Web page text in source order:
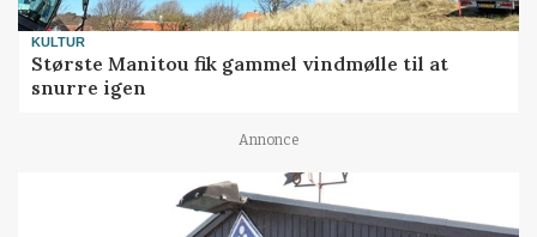
KULTUR
Største Manitou fik gammel vindmølle til at
snurre igen
Annonce